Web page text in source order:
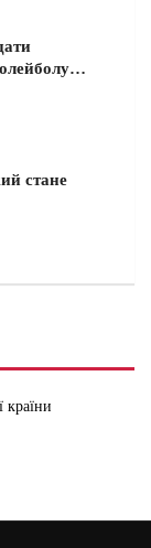
стане
країни